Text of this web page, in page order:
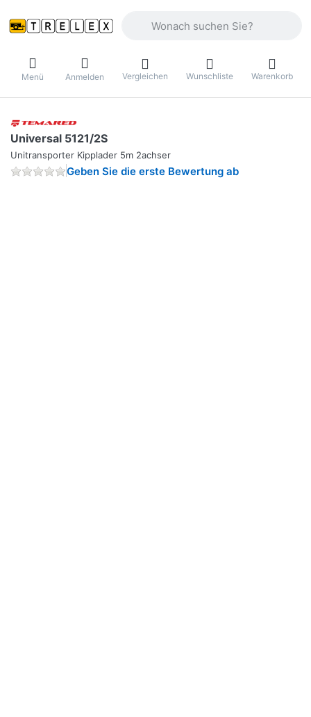
Menü Anmelden Vergleichen Wunschliste Warenkorb
Universal 5121/2S
Unitransporter Kipplader 5m 2achser
Geben Sie die erste Bewertung ab